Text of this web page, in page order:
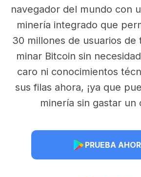
navegador del mundo con
minería integrado que
30 millones de usuarios de
minar Bitcoin sin
caro ni conocimientos
sus filas ahora, ¡ya que
minería sin gastar un
PRUEBA